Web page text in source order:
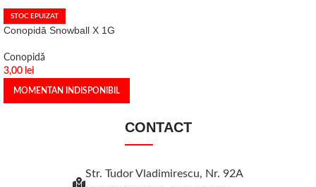
STOC EPUIZAT
Conopidă Snowball X 1G
Conopidă
3,00 lei
MOMENTAN INDISPONIBIL
CONTACT
Str. Tudor Vladimirescu, Nr. 92A